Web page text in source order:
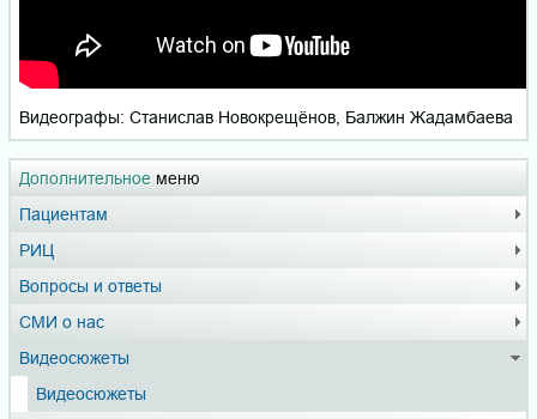
Дополнительное меню
Пациентам
РИЦ
Вопросы и ответы
СМИ о нас
Видеосюжеты
Видеосюжеты
Видеографы: Станислав Новокрещёнов, Балжин Жадамбаева